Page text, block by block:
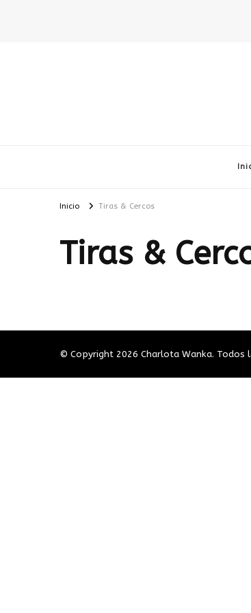
Inicio Tiras & Cercos
Tiras &
© Copyright 2026 Charlota Wanka. Todos